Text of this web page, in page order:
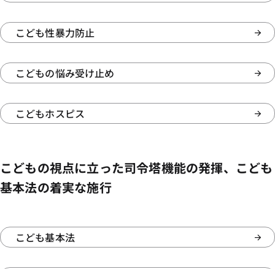
こども性暴力防止
こどもの悩み受け止め
こどもホスピス
こどもの視点に立った司令塔機能の発揮、こども
基本法の着実な施行
こども基本法